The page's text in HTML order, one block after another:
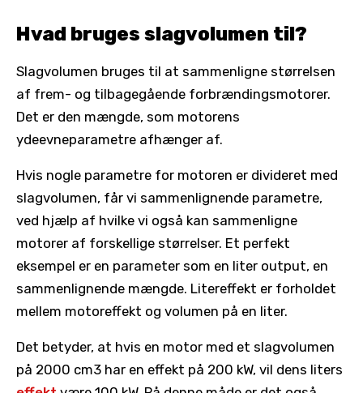
Hvad bruges slagvolumen til?
Slagvolumen bruges til at sammenligne størrelsen
af ​​frem- og tilbagegående forbrændingsmotorer.
Det er den mængde, som motorens
ydeevneparametre afhænger af.
Hvis nogle parametre for motoren er divideret med
slagvolumen, får vi sammenlignende parametre,
ved hjælp af hvilke vi også kan sammenligne
motorer af forskellige størrelser. Et perfekt
eksempel er en parameter som en liter output, en
sammenlignende mængde. Litereffekt er forholdet
mellem motoreffekt og volumen på en liter.
Det betyder, at hvis en motor med et slagvolumen
på 2000 cm3 har en effekt på 200 kW, vil dens liters